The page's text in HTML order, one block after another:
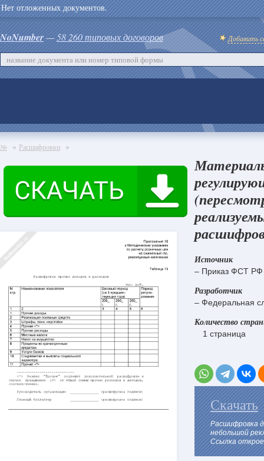
Нет отложенных документов.
NoNumber—58 260 типовых договоров Добавить
№ Расшифровки
Источник
– Приказ ФСТ РФ
Разработчик
– Федеральная
Количество
1 страница
Скачать
Расшифровка
небольшой
Ссылка